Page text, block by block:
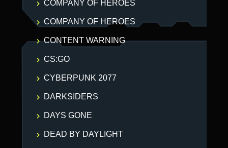
COMPANY OF HEROES
COMPANY OF HEROES
CONTENT WARNING
CS:GO
CYBERPUNK 2077
DARKSIDERS
DAYS GONE
DEAD BY DAYLIGHT